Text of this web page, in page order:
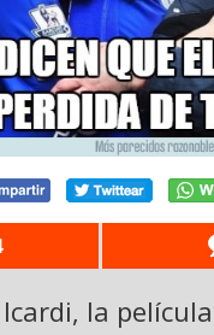
la película